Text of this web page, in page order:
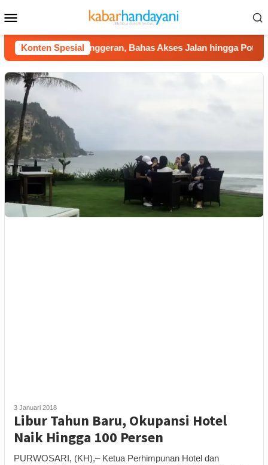
ke
kontenMobile
Konten Spesial
Nglanggeran, Bahas Akses Jalan hingga Potensi
3 Januari 2018
Libur Tahun Baru, Okupansi Hotel
Naik Hingga 100 Persen
PURWOSARI, (KH),– Ketua Perhimpunan Hotel dan